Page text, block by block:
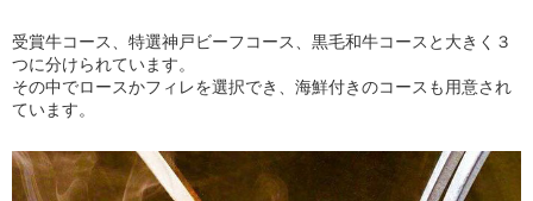
受賞牛コース、特選神戸ビーフコース、黒毛和牛コースと大きく３
つに分けられています。
その中でロースかフィレを選択でき、海鮮付きのコースも用意され
ています。